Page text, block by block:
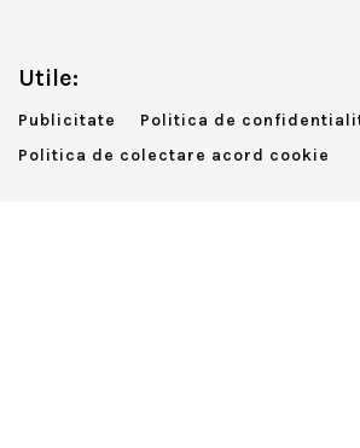
Utile:
Publicitate
Politica de
Politica de colectare acord cookie